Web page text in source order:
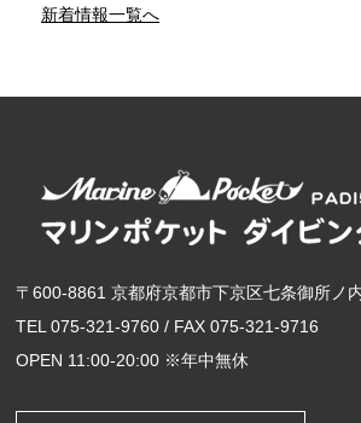
新着情報一覧へ
〒600-8861 京都府京都市下京区七条御所ノ
TEL 075-321-9760 / FAX 075-321-9716
OPEN 11:00-20:00 ※年中無休